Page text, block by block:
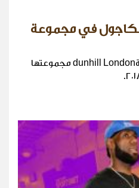
في مجموعة
قدّمت العلامة التجارية العريقةdunhill London مجموعتها